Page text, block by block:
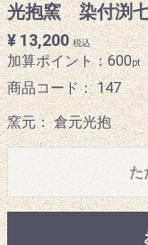
光抱窯 染付渕
¥ 13,200 税込
加算ポイント：600pt
商品コード：147
窯元： 倉元光抱
た